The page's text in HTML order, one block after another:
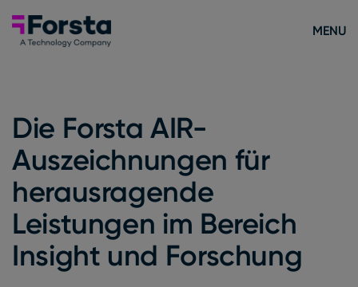
Forsta Deutsch
MENU
Die Forsta AIR-
Auszeichnungen für
herausragende
Leistungen im Bereich
Insight und Forschung